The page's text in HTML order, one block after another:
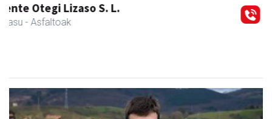
Aldama tapia aholkularitza
Andoain - Aholkularitza